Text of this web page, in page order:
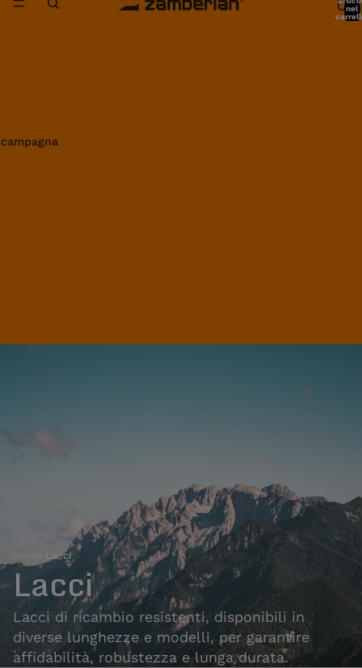
nel
Lacci
Lacci
Lacci di ricambio resistenti, disponibili in
diverse lunghezze e modelli, per garantire
affidabilità, robustezza e lunga durata.